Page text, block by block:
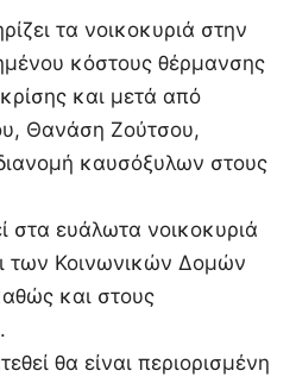
τα νοικοκυριά στην
κόστους θέρμανσης
και μετά από
Θανάση Ζούτσου,
καυσόξυλων στους
στα ευάλωτα νοικοκυριά
των Κοινωνικών Δομών
και στους
θα είναι περιορισμένη